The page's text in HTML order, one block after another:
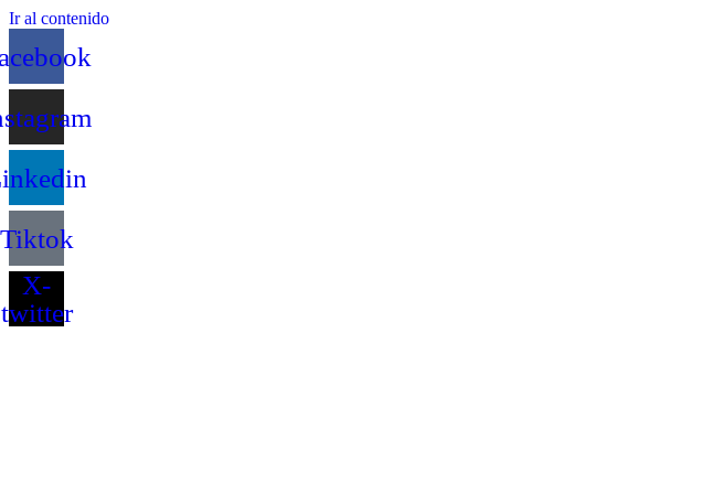
Ir al contenido
Tiktok
X-
twitter